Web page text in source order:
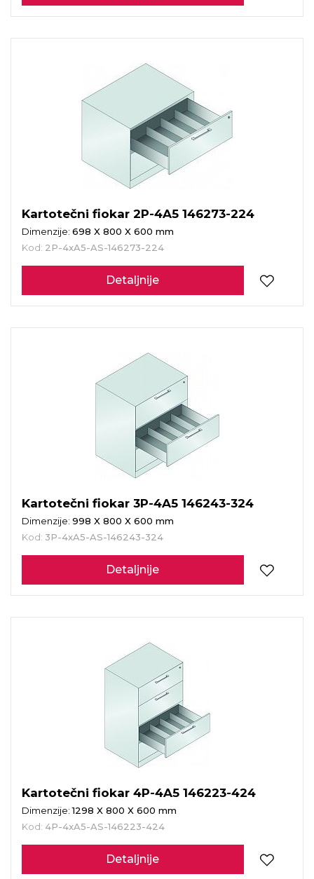
Kartotečni fiokar 2P-4A5 146273-224
Dimenzije: 698 X 800 X 600 mm
Kod: 2P-4xA5-AS-146273-224
Detaljnije
Kartotečni fiokar 3P-4A5 146243-324
Dimenzije: 998 X 800 X 600 mm
Kod: 3P-4xA5-AS-146243-324
Detaljnije
Kartotečni fiokar 4P-4A5 146223-424
Dimenzije:1298 X 800 X 600 mm
Kod: 4P-4xA5-AS-146223-424
Detaljnije